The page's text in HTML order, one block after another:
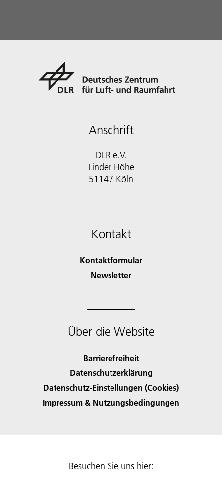
Anschrift
DLR e.V.
Linder Höhe
51147 Köln
Kontakt
Kontaktformular
Newsletter
Über die Website
Barrierefreiheit
Datenschutzerklärung
Datenschutz-Einstellungen (Cookies)
Impressum & Nutzungsbedingungen
Besuchen Sie uns hier: